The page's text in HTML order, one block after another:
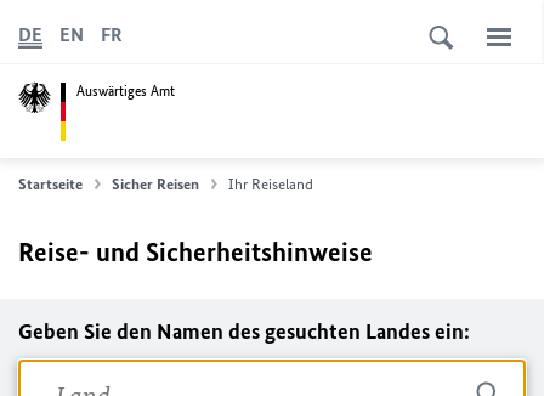
Auswärtiges Amt
DE EN FR
Startseite Sicher Reisen Ihr Reiseland
Reise- und Sicherheitshinweise
Geben Sie den Namen des gesuchten Landes ein: